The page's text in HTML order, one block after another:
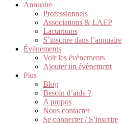
Annuaire
Professionnels
Associations & LAEP
Lactariums
S’inscrire dans l’annuaire
Évènements
Voir les évènements
Ajouter un évènement
Plus
Blog
Besoin d’aide ?
A propos
Nous contacter
Se connecter / S’inscrire